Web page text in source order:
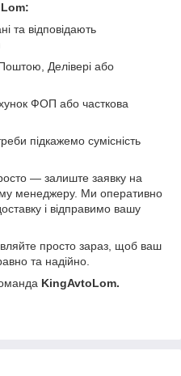
та відповідають
Делівері або
ФОП або часткова
підкажемо сумісність
— залиште заявку на
менеджеру. Ми оперативно
і відправимо вашу
просто зараз, щоб ваш
та надійно.
KingAvtoLom.